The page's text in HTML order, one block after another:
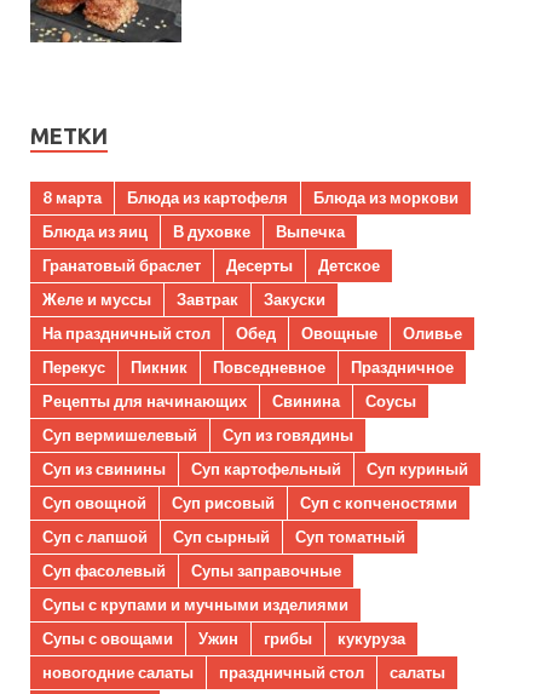
МЕТКИ
8 марта Блюда из картофеля
Блюда из моркови
Блюда из яиц
В духовке
Выпечка
Гранатовый браслет
Десерты
Детское
Желе и муссы
Завтрак
Закуски
На праздничный стол
Обед Овощные
Оливье
Перекус
Пикник Повседневное
Праздничное
Рецепты для начинающих
Свинина
Соусы
Суп вермишелевый
Суп из говядины
Суп из свинины
Суп картофельный
Суп куриный
Суп овощной
Суп рисовый
Суп с копченостями
Суп с лапшой
Суп сырный
Суп томатный
Суп фасолевый
Супы заправочные
Супы с крупами и мучными изделиями
Супы с овощами
Ужин грибы
кукуруза
новогодние салаты
праздничный стол
салаты